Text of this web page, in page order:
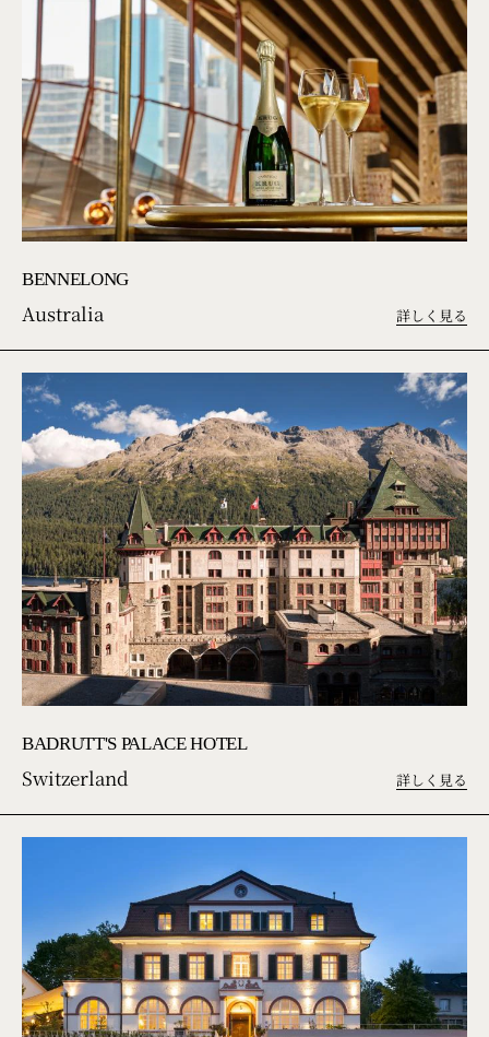
BENNELONG
Australia 詳しく見る
BADRUTT'S PALACE HOTEL
Switzerland 詳しく見る